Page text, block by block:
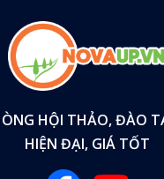
HỘI THẢO, ĐÀO
HIỆN ĐẠI, GIÁ TỐT